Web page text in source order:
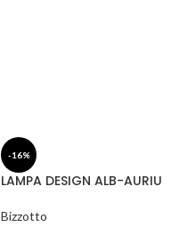
-16%
LAMPA DESIGN ALB-AURIU
Bizzotto